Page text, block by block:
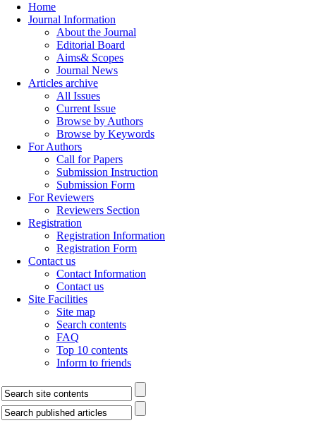
Home
Journal Information
About the Journal
Editorial Board
Aims& Scopes
Journal News
Articles archive
All Issues
Current Issue
Browse by Authors
Browse by Keywords
For Authors
Call for Papers
Submission Instruction
Submission Form
For Reviewers
Reviewers Section
Registration
Registration Information
Registration Form
Contact us
Contact Information
Contact us
Site Facilities
Site map
Search contents
FAQ
Top 10 contents
Inform to friends